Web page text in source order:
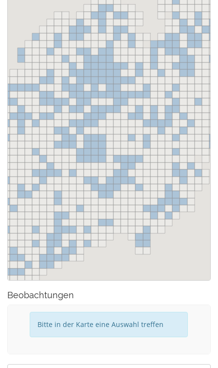
Beobachtungen
Bitte in der Karte eine Auswahl treffen